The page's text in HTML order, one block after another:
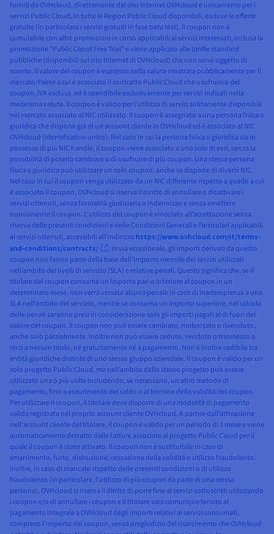
forniti da OVHcloud, direttamente dal sito Internet OVHcloud e unicamente per i
servizi Public Cloud, in tutte le Region Public Cloud disponibili, escluse le offerte
gratuite (in particolare i servizi gratuiti in fase beta test). Il coupon non è
cumulabile con altre promozioni in corso applicabili ai servizi interessati, inclusa la
promozione "Public Cloud Free Trial" e viene applicato alle tariffe standard
pubbliche (disponibili sul sito Internet di OVHcloud) che non sono oggetto di
sconto. Il valore del coupon è espresso nella valuta mostrata pubblicamente per il
mercato/Paese a cui è associato il contratto Public Cloud che usufruisce del
coupon, IVA esclusa, ed è spendibile esclusivamente per servizi indicati nella
medesima valuta. Il coupon è valido per l’utilizzo di servizi solitamente disponibili
nel mercato associato al NIC utilizzato. Il coupon è assegnato a una persona fisica o
giuridica che dispone già di un account cliente in OVHcloud ed è associato al NIC
OVHcloud (identificativo unico). Nel caso in cui la persona fisica o giuridica sia in
possesso di più NIC handle, il coupon viene associato a uno solo di essi, senza la
possibilità di poterlo cambiare o di usufruire di più coupon. Una stessa persona
fisica o giuridica può utilizzare un solo coupon, anche se dispone di diversi NIC.
Nel caso in cui il coupon venga utilizzato da un NIC differente rispetto a quello a cui
è associato il coupon, OVHcloud si riserva il diritto di annullare o disattivare i
servizi ottenuti, senza formalità giudiziaria o indennizzo e senza emettere
nuovamente il coupon. L’utilizzo del coupon è vincolato all’accettazione senza
riserva delle presenti condizioni e delle Condizioni Generali e Particolari applicabili
ai servizi ottenuti, accessibili all’indirizzo https://www.ovhcloud.com/it/terms-
and-conditions/contracts/
. In via eccezionale, gli importi derivati da questo
coupon non fanno parte della base dell'importo mensile dei servizi utilizzati
nell’ambito dei livelli di servizio (SLA) e relative penali. Questo significa che, se il
titolare del coupon consuma un importo pari o inferiore al coupon in un
determinato mese, non verrà versata alcuna penale in caso di inadempienza a uno
SLA nell’ambito del servizio, mentre se consuma un importo superiore, nel calcolo
delle penali saranno presi in considerazione solo gli importi pagati al di fuori del
valore del coupon. Il coupon non può essere cambiato, rimborsato o rivenduto,
anche solo parzialmente. Inoltre non può essere ceduto, venduto o trasmesso a
terzi a nessun titolo, né gratuitamente né a pagamento. Non è inoltre cedibile tra
entità giuridiche distinte di uno stesso gruppo aziendale. Il coupon è valido per un
solo progetto Public Cloud, ma nell’ambito dello stesso progetto può essere
utilizzato una o più volte includendo, se necessario, un altro metodo di
pagamento, fino a esaurimento del saldo o al termine della validità del coupon.
Per utilizzare il coupon, il titolare deve disporre di una modalità di pagamento
valida registrata nel proprio account cliente OVHcloud. A partire dall’attivazione
nell'account cliente del titolare, il coupon è valido per un periodo di 1 mese e viene
automaticamente detratto dalle fatture associate al progetto Public Cloud per il
quale il coupon è stato attivato. Il coupon non è sostituibile in caso di
smarrimento, furto, distruzione, cessazione della validità o utilizzo fraudolento.
Inoltre, in caso di mancato rispetto delle presenti condizioni o di utilizzo
fraudolento (in particolare, l'utilizzo di più coupon da parte di una stessa
persona), OVHcloud si riserva il diritto di porre fine ai servizi sottoscritti utilizzando
i coupon e/o di annullare i coupon e il titolare sarà comunque tenuto al
pagamento integrale a OVHcloud degli importi relativi ai servizi consumati,
compreso l'importo dei coupon, senza pregiudizio del risarcimento che OVHcloud